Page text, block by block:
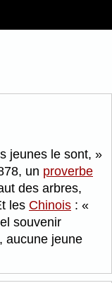
jeunes le sont,
un proverbe
des arbres,
les Chinois :
souvenir
aucune jeune